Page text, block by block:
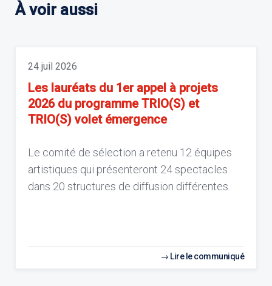
À voir aussi
24 juil 2026
Les lauréats du 1er appel à projets
2026 du programme TRIO(S) et
TRIO(S) volet émergence
Le comité de sélection a retenu 12 équipes
artistiques qui présenteront 24 spectacles
dans 20 structures de diffusion différentes.
Lire le communiqué